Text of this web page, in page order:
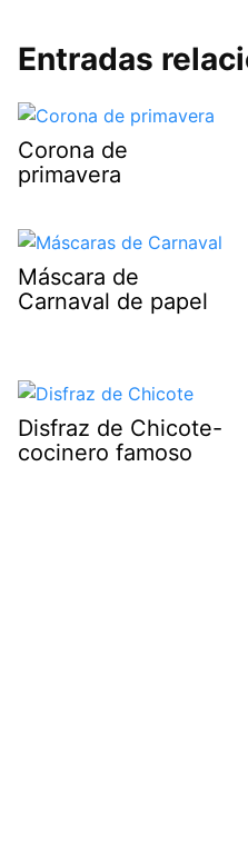
Entradas
Corona de
primavera
Máscara de
Carnaval de papel
Disfraz de Chicote-
cocinero famoso